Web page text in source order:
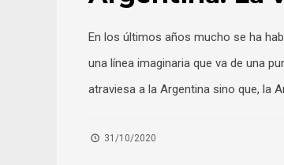
En los últimos años mucho se ha
una línea imaginaria que va de una
atraviesa a la Argentina sino que, la
31/10/2020